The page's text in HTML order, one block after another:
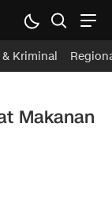
Kriminal
Makanan